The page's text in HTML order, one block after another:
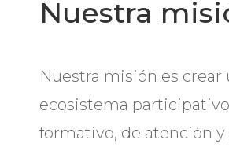
Nuestra
Nuestra misión es crear
ecosistema
formativo, de atención